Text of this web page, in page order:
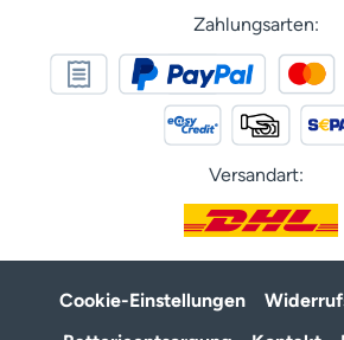
Zahlungsarten:
Versandart:
Cookie-Einstellungen